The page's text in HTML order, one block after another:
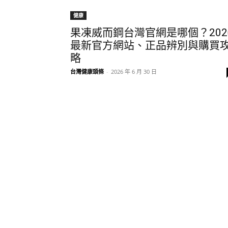
健康
果凍威而鋼台灣官網是哪個？
最新官方網站、正品辨別與購買
略
台灣健康頭條 - 2026 年 6 月 30 日